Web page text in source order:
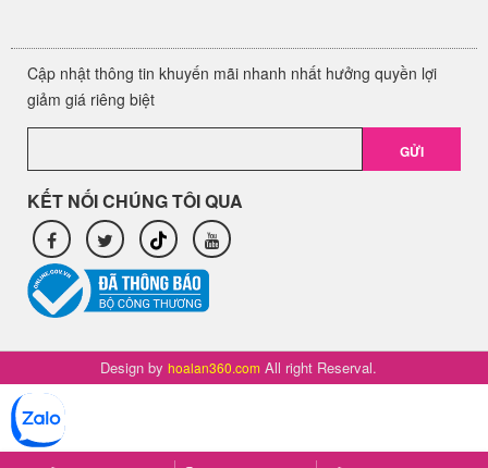
Cập nhật thông tin khuyến mãi nhanh nhất hưởng quyền lợi
giảm giá riêng biệt
GỬI
KẾT NỐI CHÚNG TÔI QUA
Design by hoalan360.com All right Reserval.